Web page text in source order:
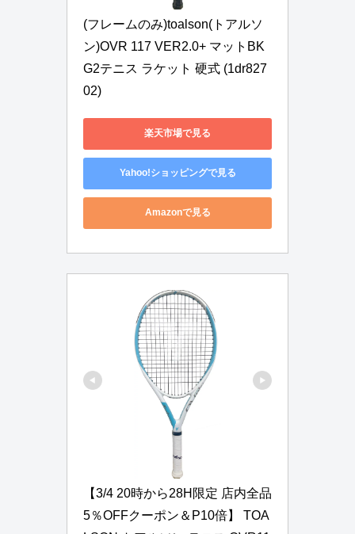
(フレームのみ)toalson(トアルソ
ン)OVR 117 VER2.0+ マットBK
G2テニス ラケット 硬式 (1dr827
02)
楽天市場で見る
Yahoo!ショッピングで見る
Amazonで見る
【3/4 20時から28H限定 店内全品
5％OFFクーポン＆P10倍】 TOA